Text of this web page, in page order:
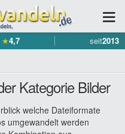
★4,7 seit2013
Kategorie Bilder
welche Dateiformate
umgewandelt werden